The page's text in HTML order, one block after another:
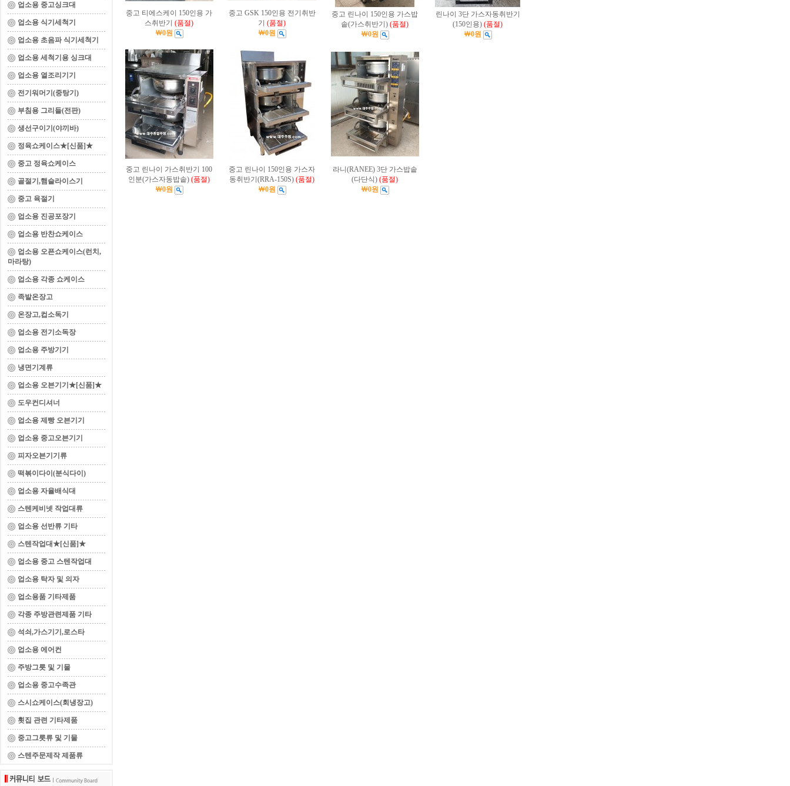
업소용 중고싱크대
업소용 식기세척기
업소용 초음파 식기세척기
업소용 세척기용 싱크대
업소용 열조리기기
전기워머기(중탕기)
부침용 그리들(전판)
생선구이기(야끼바)
정육쇼케이스★[신품]★
중고 정육쇼케이스
골절기,햄슬라이스기
중고 육절기
업소용 진공포장기
업소용 반찬쇼케이스
업소용 오픈쇼케이스(런치,
마라탕)
업소용 각종 쇼케이스
족발온장고
온장고,컵소독기
업소용 전기소독장
업소용 주방기기
냉면기계류
업소용 오븐기기★[신품]★
도우컨디셔너
업소용 제빵 오븐기기
업소용 중고오븐기기
피자오븐기기류
떡볶이다이(분식다이)
업소용 자율배식대
스텐케비넷 작업대류
업소용 선반류 기타
스텐작업대★[신품]★
업소용 중고 스텐작업대
업소용 탁자 및 의자
업소용품 기타제품
각종 주방관련제품 기타
석쇠,가스기기,로스타
업소용 에어컨
주방그릇 및 기물
업소용 중고수족관
스시쇼케이스(회냉장고)
횟집 관련 기타제품
중고그릇류 및 기물
스텐주문제작 제품류
중고 티에스케이 150인용 가
스취반기 (품절)
￦0원
중고 GSK 150인용 전기취반
기 (품절)
￦0원
중고 린나이 150인용 가스밥
솥(가스취반기) (품절)
￦0원
린나이 3단 가스자동취반기
(150인용) (품절)
￦0원
중고 린나이 가스취반기 100
인분(가스자동밥솥) (품절)
￦0원
중고 린나이 150인용 가스자
동취반기(RRA-150S) (품절)
￦0원
라니(RANEE) 3단 가스밥솥
(다단식) (품절)
￦0원